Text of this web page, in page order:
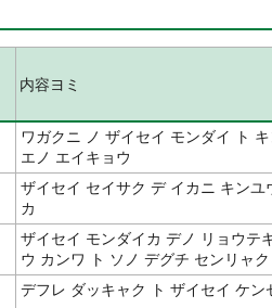
内容ヨミ
ワガクニ ノ ザイセイ モンダイ ト
エノ エイキョウ
ザイセイ セイサク デ イカニ キンユ
カ
ザイセイ モンダイカ デノ リョウテ
ウ カンワ ト ソノ デグチ センリャク
デフレ ダッキャク ト ザイセイ ケン